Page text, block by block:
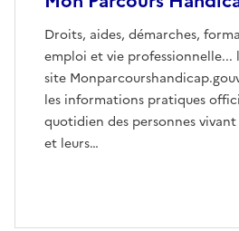
Droits, aides, démarches,
emploi et vie professionnelle...
site
les informations pratiques
quotidien des personnes
et leurs…